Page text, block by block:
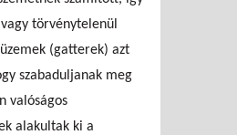
törvénytelenül
(gatterek) azt
szabaduljanak meg
valóságos
alakultak ki a